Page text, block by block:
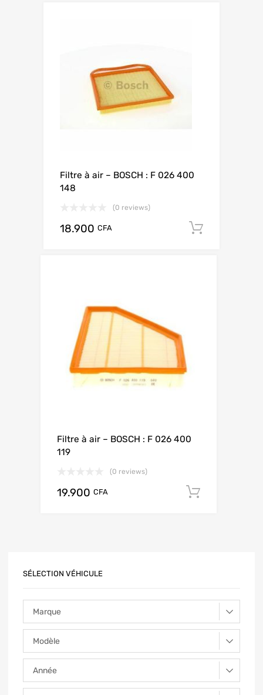
Filtre à air – BOSCH : F 026 400
148
(0 reviews)
18.900 CFA
Filtre à air – BOSCH : F 026 400
119
(0 reviews)
19.900 CFA
SÉLECTION VÉHICULE